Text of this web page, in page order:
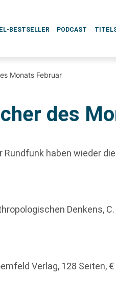
BESTSELLER PODCAST
Monats Februar
des
haben wieder
Denkens, C.
Verlag, 128 Seiten, €